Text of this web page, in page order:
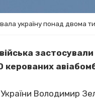
україну понад двома
Володимир